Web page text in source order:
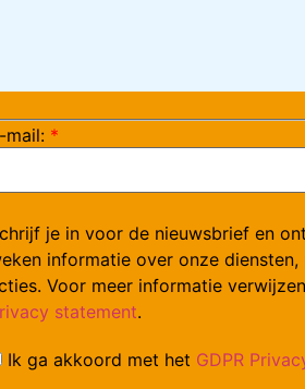
08:30-17:15 uur / vrijdag 08:30-
mail: *
je in voor de nieuwsbrief en
informatie over onze
Voor meer informatie
statement.
Ik ga akkoord met het GDPR